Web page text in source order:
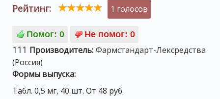
Рейтинг: 1 голосов
111 Производитель: Фармстандарт-Лексредства
(Россия)
Формы выпуска:
Табл. 0,5 мг, 40 шт. От 48 руб.